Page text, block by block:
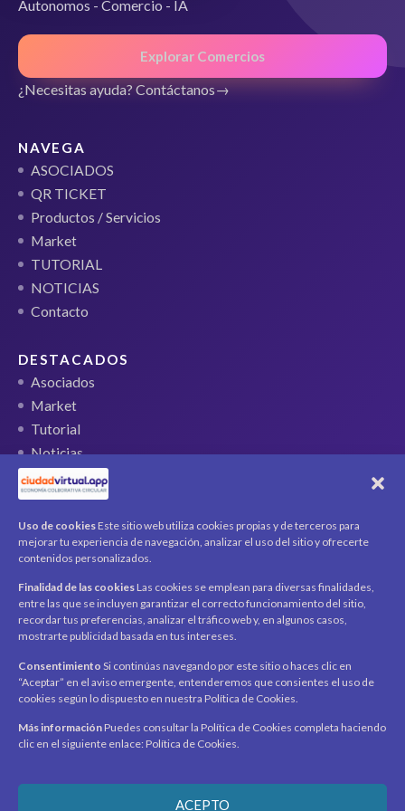
Uso de cookies Este sitio web utiliza cookies propias y de terceros para
mejorar tu experiencia de navegación, analizar el uso del sitio y ofrecerte
contenidos personalizados.
Finalidad de las cookies Las cookies se emplean para diversas finalidades,
entre las que se incluyen garantizar el correcto funcionamiento del sitio,
recordar tus preferencias, analizar el tráfico web y, en algunos casos,
mostrarte publicidad basada en tus intereses.
Consentimiento Si continúas navegando por este sitio o haces clic en
“Aceptar” en el aviso emergente, entenderemos que consientes el uso de
cookies según lo dispuesto en nuestra Política de Cookies.
Más información Puedes consultar la Política de Cookies completa haciendo
clic en el siguiente enlace: Política de Cookies.
ACEPTO
Autonomos - Comercio - IA
Explorar Comercios
¿Necesitas ayuda? Contáctanos
NAVEGA
ASOCIADOS
QR TICKET
Productos / Servicios
Market
TUTORIAL
NOTICIAS
Contacto
DESTACADOS
Asociados
Market
Tutorial
Noticias
QR Ticket
CUENTA
Mi cuenta
Productos / Servicios
Asociados
Acerca deContactoNoticias
SÍGUENOS
Encuéntranos en redes sociales y mantente al día con
novedades y promociones.
Recibe novedades y promociones en tu correo.